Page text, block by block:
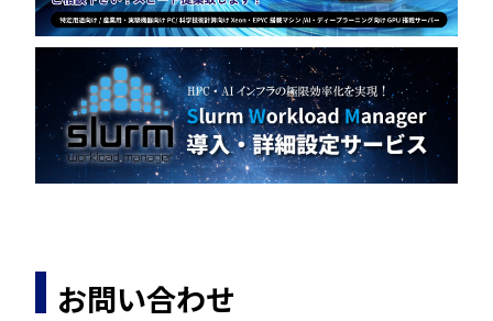
お問い合わせ